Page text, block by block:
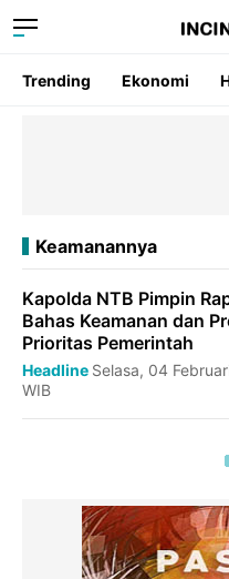
Trending Ekonomi
Keamanannya
Kapolda NTB Pimpin
Bahas Keamanan dan
Prioritas Pemerintah
Headline Selasa, 04
WIB